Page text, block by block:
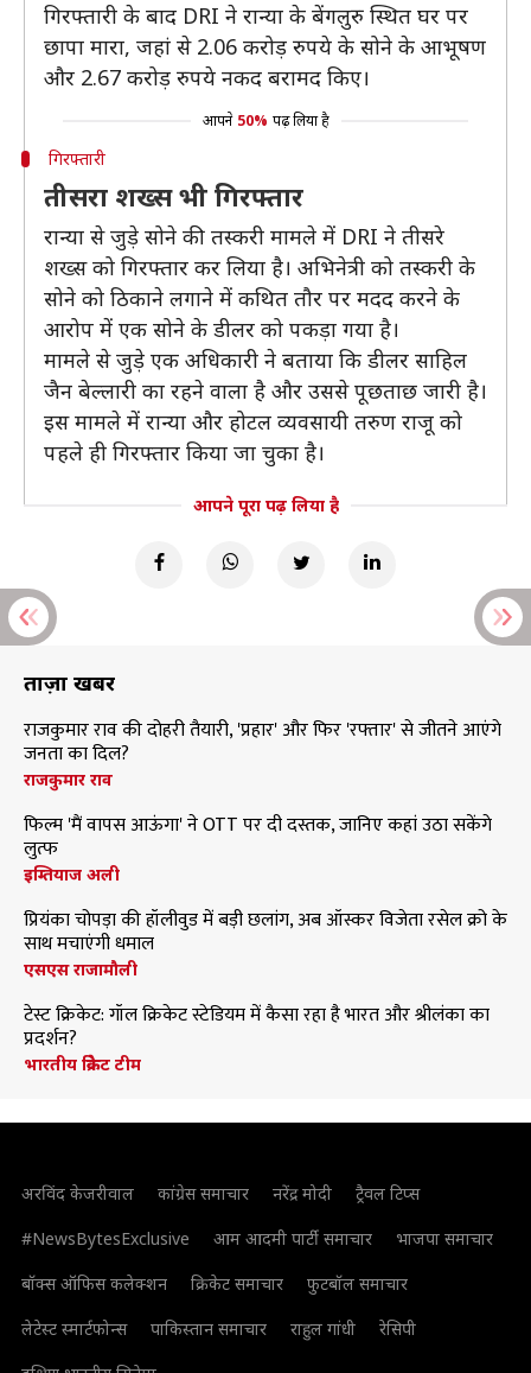
गिरफ्तारी के बाद DRI ने रान्या के बेंगलुरु स्थित घर पर
छापा मारा, जहां से 2.06 करोड़ रुपये के सोने के आभूषण
और 2.67 करोड़ रुपये नकद बरामद किए।
आपने 50% पढ़ लिया है
गिरफ्तारी
तीसरा शख्स भी गिरफ्तार
रान्या से जुड़े सोने की तस्करी मामले में DRI ने तीसरे
शख्स को गिरफ्तार कर लिया है। अभिनेत्री को तस्करी के
सोने को ठिकाने लगाने में कथित तौर पर मदद करने के
आरोप में एक सोने के डीलर को पकड़ा गया है।
मामले से जुड़े एक अधिकारी ने बताया कि डीलर साहिल
जैन बेल्लारी का रहने वाला है और उससे पूछताछ जारी है।
इस मामले में रान्या और होटल व्यवसायी तरुण राजू को
पहले ही गिरफ्तार किया जा चुका है।
आपने पूरा पढ़ लिया है
ताज़ा खबरें
राजकुमार राव की दोहरी तैयारी, 'प्रहार' और फिर 'रफ्तार' से जीतने आएंगे
जनता का दिल?
राजकुमार राव
फिल्म 'मैं वापस आऊंगा' ने OTT पर दी दस्तक, जानिए कहां उठा सकेंगे
लुत्फ
इम्तियाज अली
प्रियंका चोपड़ा की हॉलीवुड में बड़ी छलांग, अब ऑस्कर विजेता रसेल क्रो के
साथ मचाएंगी धमाल
एसएस राजामौली
टेस्ट क्रिकेट: गॉल क्रिकेट स्टेडियम में कैसा रहा है भारत और श्रीलंका का
प्रदर्शन?
भारतीय क्रिकेट टीम
अरविंद केजरीवाल कांग्रेस समाचार नरेंद्र मोदी
ट्रैवल टिप्स
#NewsBytesExclusive
आम आदमी पार्टी समाचार
भाजपा समाचार
बॉक्स ऑफिस कलेक्शन
क्रिकेट समाचार
फुटबॉल समाचार
लेटेस्ट स्मार्टफोन्स
पाकिस्तान समाचार राहुल गांधी
रेसिपी